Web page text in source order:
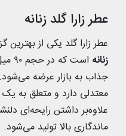
عطر زارا گلد زنانه
عطر زارا گلد یکی از بهترین
زنانه
جذاب به بازار عرضه
معتدلی دارد و متعلق به
علاوه‌بر داشتن رایحه‌ای
ماندگاری بالا تولید می‌شود.